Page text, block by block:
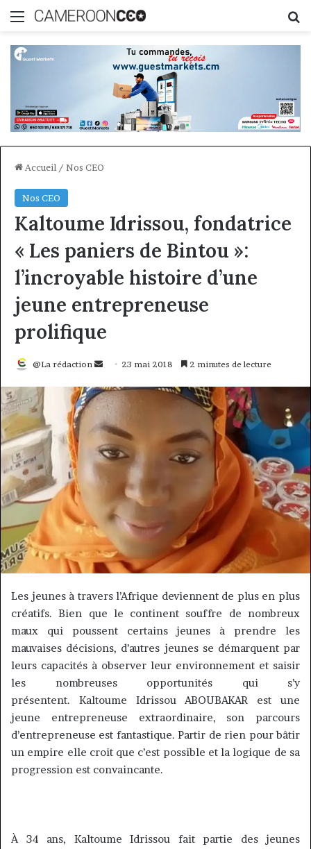
Menu
Accueil / Nos CEO
Nos CEO
Kaltoume Idrissou, fondatrice
« Les paniers de Bintou »:
l’incroyable histoire d’une
jeune entrepreneuse
prolifique
@La rédaction
Envoyer
courriel
23 mai 2018 2 minutes de lecture
Les jeunes à travers l’Afrique deviennent de plus en plus
créatifs. Bien que le continent souffre de nombreux
maux qui poussent certains jeunes à prendre les
mauvaises décisions, d’autres jeunes se démarquent par
leurs capacités à observer leur environnement et saisir
les nombreuses opportunités qui s’y
présentent.
Kaltoume Idrissou ABOUBAKAR est une
jeune entrepreneuse extraordinaire, son parcours
d’entrepreneuse est fantastique. Partir de rien pour bâtir
un empire elle croit que c’est possible et la logique de sa
progression est convaincante.
À 34 ans, Kaltoume Idrissou fait partie des jeunes